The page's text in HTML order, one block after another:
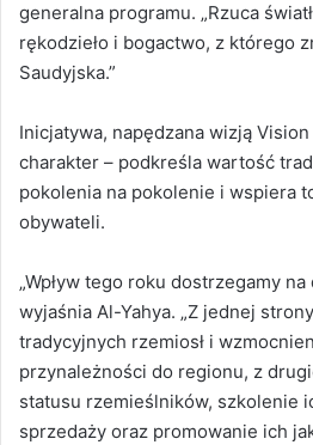
generalna programu. „Rzuca
rękodzieło i bogactwo, z którego
Saudyjska.”
Inicjatywa, napędzana wizją
charakter – podkreśla wartość
pokolenia na pokolenie i wspiera
obywateli.
„Wpływ tego roku dostrzegamy
wyjaśnia Al-Yahya. „Z jednej
tradycyjnych rzemiosł i
przynależności do regionu, z
statusu rzemieślników, szkolenie
sprzedaży oraz promowanie ich